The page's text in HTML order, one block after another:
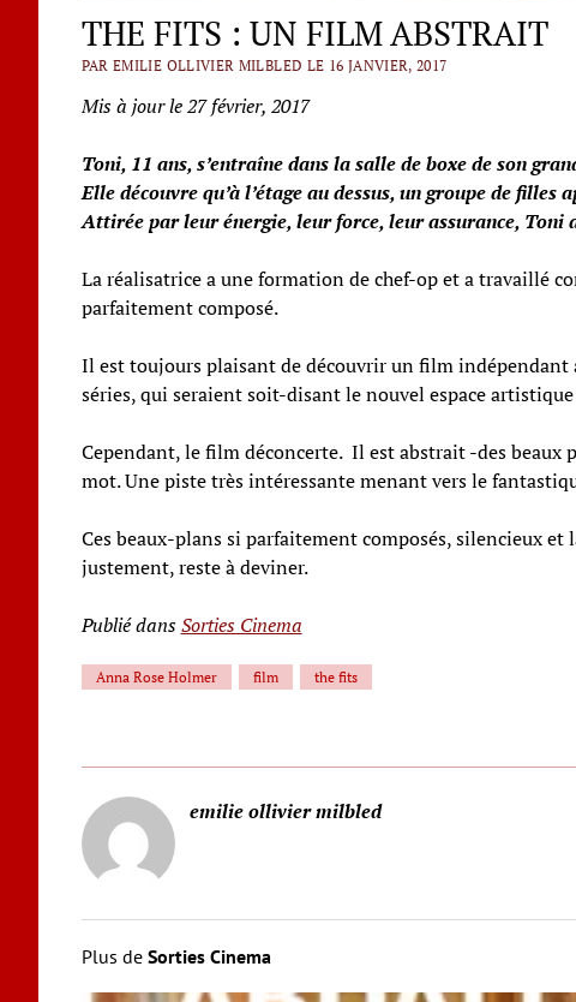
THE FITS : UN FILM ABSTRAIT
PAR EMILIE OLLIVIER MILBLED LE 16 JANVIER, 2017
Mis à jour le 27 février, 2017
Toni, 11 ans, s’entraîne dans la salle de boxe de son
Elle découvre qu’à l’étage au dessus, un groupe de
Attirée par leur énergie, leur force, leur assurance, Toni
La réalisatrice a une formation de chef-op et a travaillé
parfaitement composé.
Il est toujours plaisant de découvrir un film indépendant
séries, qui seraient soit-disant le nouvel espace
Cependant, le film déconcerte. Il est abstrait -des beaux
mot. Une piste très intéressante menant vers le
Ces beaux-plans si parfaitement composés, silencieux
justement, reste à deviner.
Publié dans Sorties Cinema
Anna Rose Holmer film the fits
emilie ollivier milbled
Plus de Sorties Cinema